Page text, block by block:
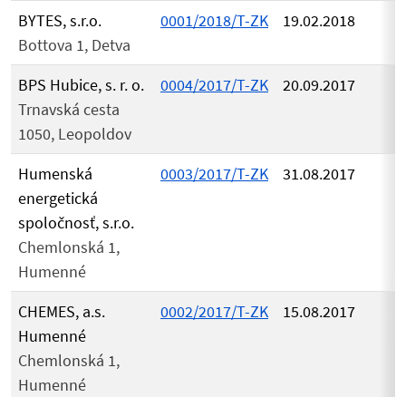
BYTES, s.r.o.
Bottova 1, Detva
0001/2018/T-ZK 19.02.2018
BPS Hubice, s. r. o.
Trnavská cesta
1050, Leopoldov
0004/2017/T-ZK 20.09.2017
Humenská
energetická
spoločnosť, s.r.o.
Chemlonská 1,
Humenné
0003/2017/T-ZK 31.08.2017
CHEMES, a.s.
Humenné
Chemlonská 1,
Humenné
0002/2017/T-ZK 15.08.2017